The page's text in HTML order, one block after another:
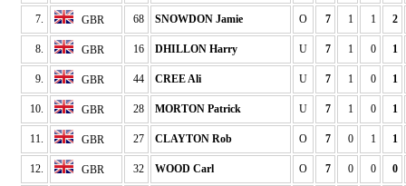
7. GBR 68 SNOWDON Jamie O 7 1 1 2
8. GBR 16 DHILLON Harry U 7 1 0 1
9. GBR 44 CREE Ali U 7 1 0 1
10. GBR 28 MORTON Patrick U 7 1 0 1
11. GBR 27 CLAYTON Rob O 7 0 1 1
12. GBR 32 WOOD Carl O 7 0 0 0